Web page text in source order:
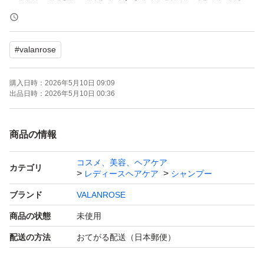
ことが気になる方のご購入はご遠慮ください。
＊即購入OK
＊お客様都合のキャンセルは承っておりません。
#valanrose
購入日時： 2026年5月10日 09:09
出品日時： 2026年5月10日 00:36
商品の情報
カテゴリ
コスメ、美容、ヘアケア
レディースヘアケア
シャンプー
ブランド VALANROSE
商品の状態 未使用
配送の方法 おてがる配送（日本郵便）